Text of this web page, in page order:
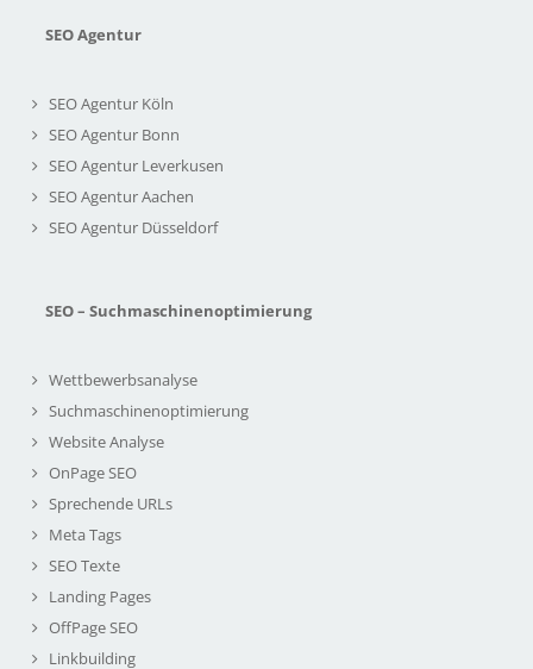
SEO Agentur
SEO Agentur Köln
SEO Agentur Bonn
SEO Agentur Leverkusen
SEO Agentur Aachen
SEO Agentur Düsseldorf
SEO – Suchmaschinenoptimierung
Wettbewerbsanalyse
Suchmaschinenoptimierung
Website Analyse
OnPage SEO
Sprechende URLs
Meta Tags
SEO Texte
Landing Pages
OffPage SEO
Linkbuilding